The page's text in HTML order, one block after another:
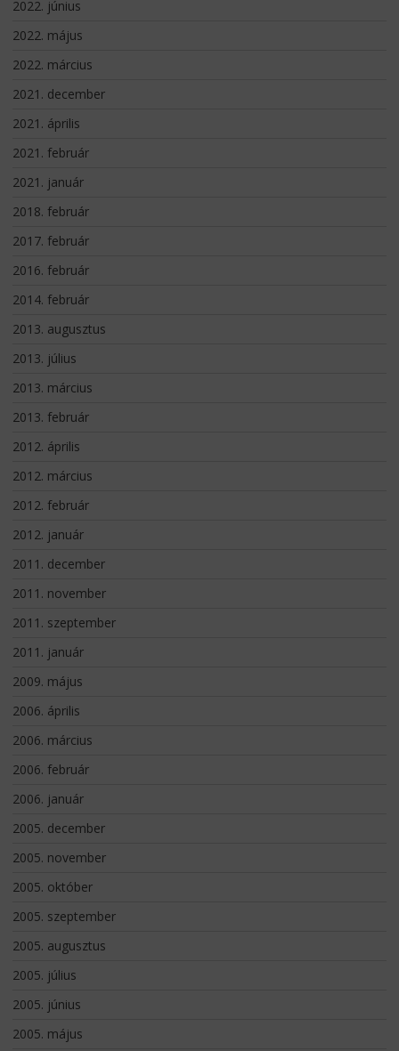
2022. június
2022. május
2022. március
2021. december
2021. április
2021. február
2021. január
2018. február
2017. február
2016. február
2014. február
2013. augusztus
2013. július
2013. március
2013. február
2012. április
2012. március
2012. február
2012. január
2011. december
2011. november
2011. szeptember
2011. január
2009. május
2006. április
2006. március
2006. február
2006. január
2005. december
2005. november
2005. október
2005. szeptember
2005. augusztus
2005. július
2005. június
2005. május